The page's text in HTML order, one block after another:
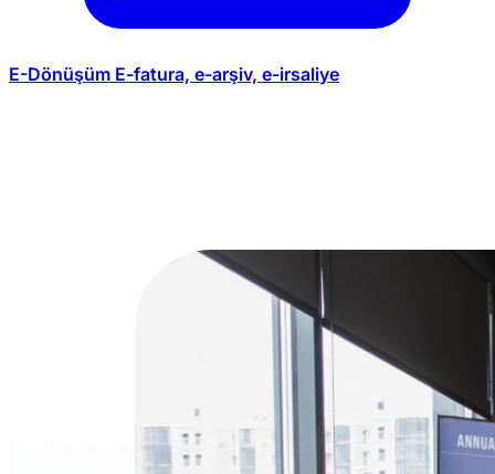
E-Dönüşüm E-fatura, e-arşiv, e-irsaliye